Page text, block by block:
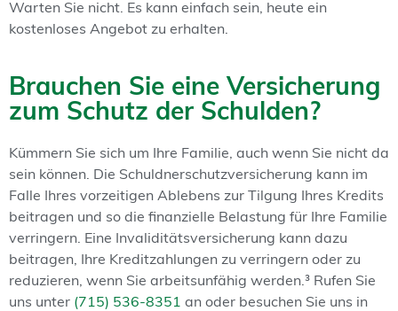
Warten Sie nicht. Es kann einfach sein, heute ein
kostenloses Angebot zu erhalten.
Brauchen Sie eine Versicherung
zum Schutz der Schulden?
Kümmern Sie sich um Ihre Familie, auch wenn Sie nicht da
sein können. Die Schuldnerschutzversicherung kann im
Falle Ihres vorzeitigen Ablebens zur Tilgung Ihres Kredits
beitragen und so die finanzielle Belastung für Ihre Familie
verringern. Eine Invaliditätsversicherung kann dazu
beitragen, Ihre Kreditzahlungen zu verringern oder zu
reduzieren, wenn Sie arbeitsunfähig werden.³ Rufen Sie
uns unter (715) 536-8351 an oder besuchen Sie uns in